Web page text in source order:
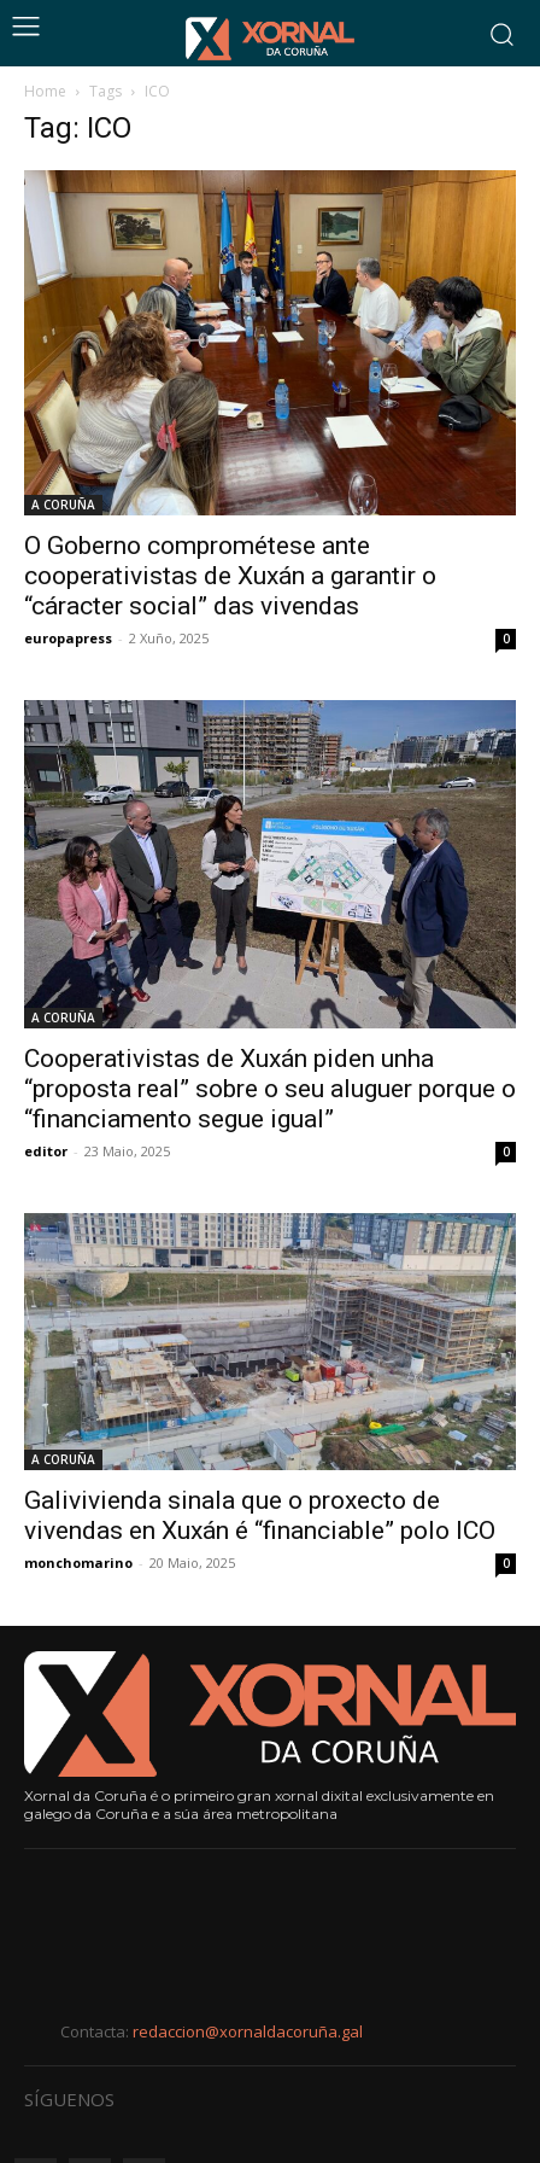
Home Tags ICO
Tag: ICO
A CORUÑA
O Goberno comprométese ante
cooperativistas de Xuxán a garantir o
“cáracter social” das vivendas
europapress - 2 Xuño, 2025 0
A CORUÑA
Cooperativistas de Xuxán piden unha
“proposta real” sobre o seu aluguer porque o
“financiamento segue igual”
editor - 23 Maio, 2025 0
A CORUÑA
Galivivienda sinala que o proxecto de
vivendas en Xuxán é “financiable” polo ICO
monchomarino - 20 Maio, 2025 0
Xornal da Coruña é o primeiro gran xornal dixital exclusivamente en
galego da Coruña e a súa área metropolitana
Contacta: redaccion@xornaldacoruña.gal
SÍGUENOS